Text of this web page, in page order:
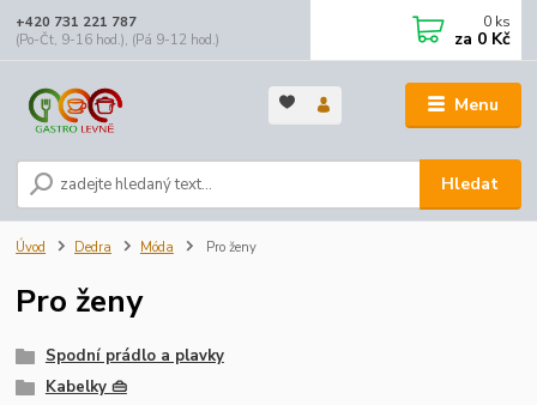
Menu
Hledat
+420 731 221 787
(Po-Čt, 9-16 hod.), (Pá 9-12 hod.)
0 ks
za 0 Kč
Úvod Dedra Móda Pro ženy
Pro ženy
Spodní prádlo a plavky
Kabelky 👜